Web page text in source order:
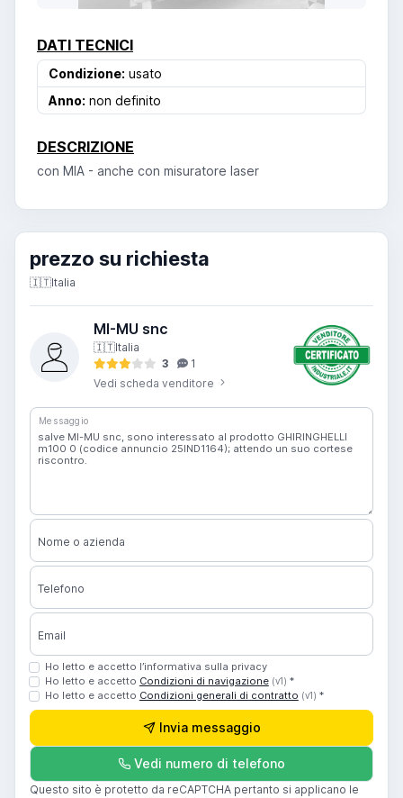
DATI TECNICI
Condizione: usato
Anno: non definito
DESCRIZIONE
con MIA - anche con misuratore laser
prezzo su richiesta
🇮🇹Italia
MI-MU snc
🇮🇹Italia
3
1
Vedi scheda venditore
Messaggio
Nome o azienda
Telefono
Email
Ho letto e accetto l’informativa sulla privacy
Ho letto e accetto Condizioni di navigazione (v1) *
Ho letto e accetto Condizioni generali di contratto (v1) *
Invia messaggio
Vedi numero di telefono
Questo sito è protetto da reCAPTCHA pertanto si applicano le